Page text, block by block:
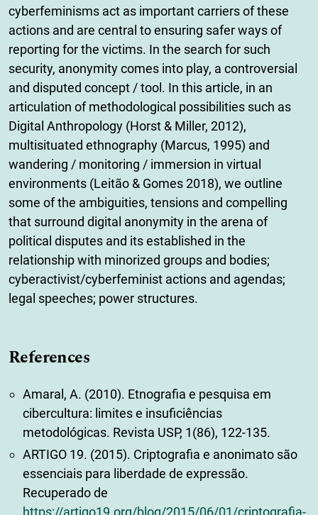
cyberfeminisms act as important carriers of these
actions and are central to ensuring safer ways of
reporting for the victims. In the search for such
security, anonymity comes into play, a controversial
and disputed concept / tool. In this article, in an
articulation of methodological possibilities such as
Digital Anthropology (Horst & Miller, 2012),
multisituated ethnography (Marcus, 1995) and
wandering / monitoring / immersion in virtual
environments (Leitão & Gomes 2018), we outline
some of the ambiguities, tensions and compelling
that surround digital anonymity in the arena of
political disputes and its established in the
relationship with minorized groups and bodies;
cyberactivist/cyberfeminist actions and agendas;
legal speeches; power structures.
References
Amaral, A. (2010). Etnografia e pesquisa em
cibercultura: limites e insuficiências
metodológicas. Revista USP, 1(86), 122-135.
ARTIGO 19. (2015). Criptografia e anonimato são
essenciais para liberdade de expressão.
Recuperado de
https://artigo19.org/blog/2015/06/01/criptografia-